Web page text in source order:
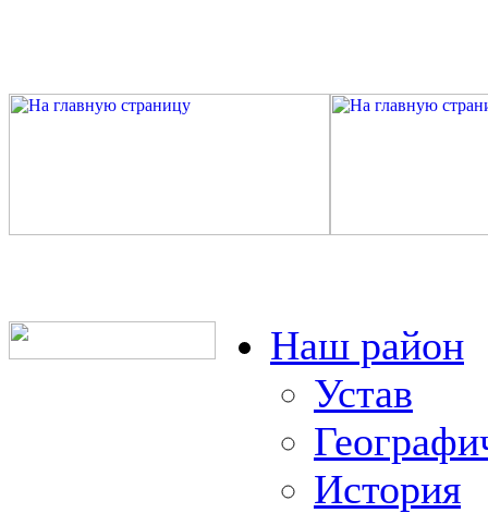
Наш район
Устав
История